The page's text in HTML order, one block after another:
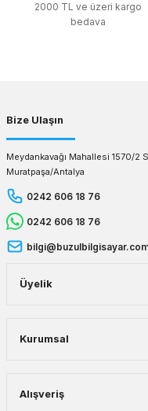
2000 TL ve üzeri kargo
bedava
Bize Ulaşın
Meydankavağı Mahallesi 1570/2
Muratpaşa/Antalya
0242 606 18 76
0242 606 18 76
Üyelik
Kurumsal
Alışveriş